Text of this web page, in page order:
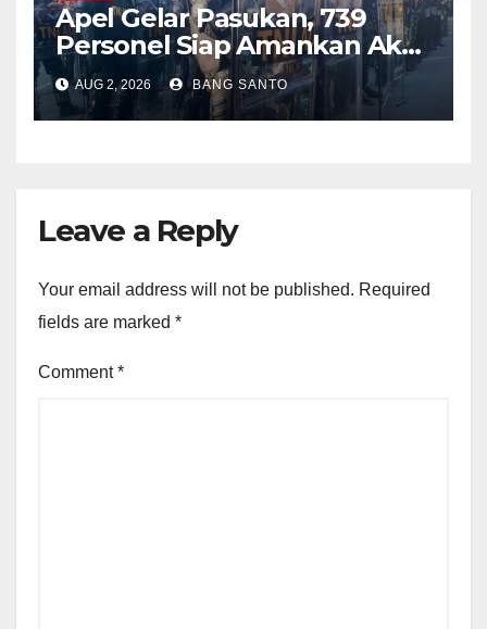
Apel Gelar Pasukan, 739
Personel Siap Amankan Aksi
Damai KNPB di Kantor MRP
Papua Tengah
AUG 2, 2026 BANG SANTO
Leave a Reply
Your email address will not be published. Required
fields are marked *
Comment*